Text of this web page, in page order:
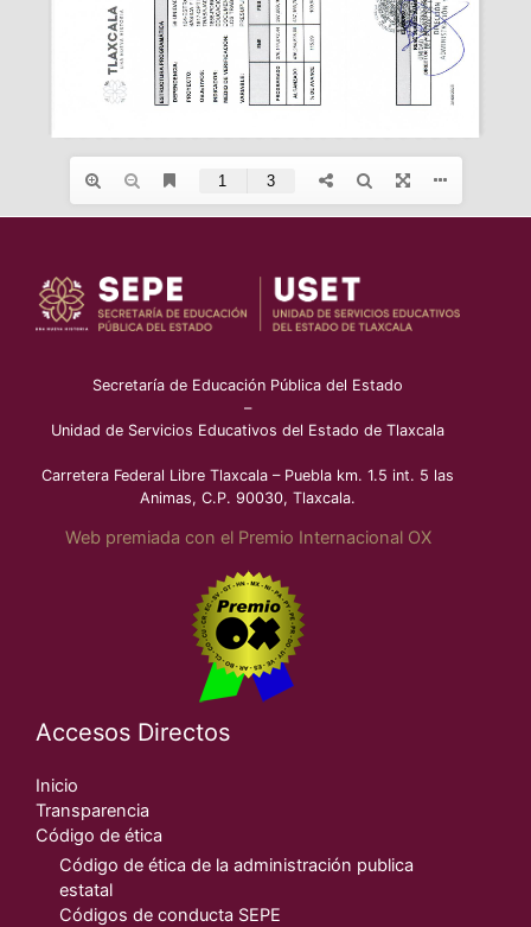
Secretaría de Educación Pública del Estado
–
Unidad de Servicios Educativos del Estado de Tlaxcala
Carretera Federal Libre Tlaxcala – Puebla km. 1.5 int. 5 las
Animas, C.P. 90030, Tlaxcala.
Web premiada con el Premio Internacional OX
Accesos Directos
Inicio
Transparencia
Código de ética
Código de ética de la administración publica
estatal
Códigos de conducta SEPE